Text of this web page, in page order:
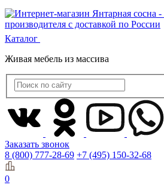
Каталог
Живая мебель из массива
Заказать звонок
8 (800) 777-28-69 +7 (495) 150-32-68
0